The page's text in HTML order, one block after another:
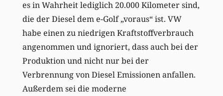
es in Wahrheit lediglich 20.000 Kilometer sind,
die der Diesel dem e-Golf „voraus“ ist. VW
habe einen zu niedrigen Kraftstoffverbrauch
angenommen und ignoriert, dass auch bei der
Produktion und nicht nur bei der
Verbrennung von Diesel Emissionen anfallen.
Außerdem sei die moderne